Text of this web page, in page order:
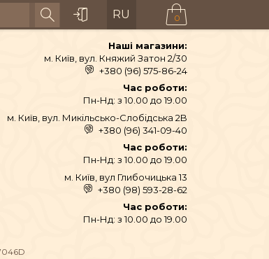
RU 0
Наші магазини:
м. Київ, вул. Княжий Затон 2/30
+380 (96) 575-86-24
Час роботи:
Пн-Нд: з 10.00 до 19.00
м. Київ, вул. Микільсько-Слобідська 2B
+380 (96) 341-09-40
Час роботи:
Пн-Нд: з 10.00 до 19.00
м. Київ, вул Глибочицька 13
+380 (98) 593-28-62
Час роботи:
Пн-Нд: з 10.00 до 19.00